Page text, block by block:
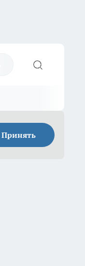
Принять